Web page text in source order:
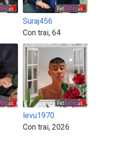
Suraj456
Con trai, 64
levu1970
Con trai, 2026